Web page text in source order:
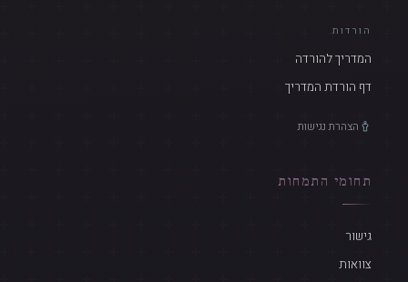
הורדות
המדריך להורדה
דף הורדת המדריך
הצהרת נגישות
תחומי התמחות
גישור
צוואות